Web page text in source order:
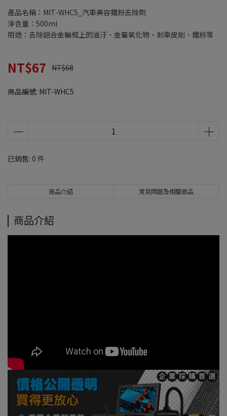
產品名稱：MIT-WHC5_汽車美容鐵粉去除劑
淨含量：500ml
用途：去除鋁合金輪框上的油汙、金屬氧化物、剎車皮削、鐵粉等
NT$67 NT$68
商品編號: MIT-WHC5
已銷售: 0 件
商品介紹 常見問題及相關商品
商品介紹